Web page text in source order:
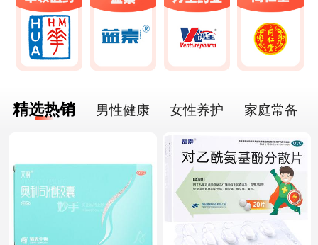
精选热销 男性健康 女性养护 家庭常备